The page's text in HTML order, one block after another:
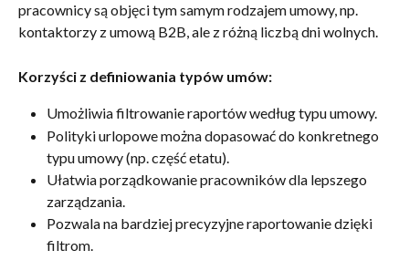
pracownicy są objęci tym samym rodzajem umowy, np.
kontaktorzy z umową B2B, ale z różną liczbą dni wolnych.
Korzyści z definiowania typów umów:
Umożliwia filtrowanie raportów według typu umowy.
Polityki urlopowe można dopasować do konkretnego
typu umowy (np. część etatu).
Ułatwia porządkowanie pracowników dla lepszego
zarządzania.
Pozwala na bardziej precyzyjne raportowanie dzięki
filtrom.